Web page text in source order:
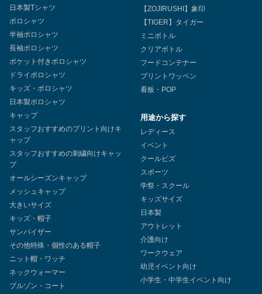
日本製Tシャツ
ポロシャツ
半袖ポロシャツ
長袖ポロシャツ
ポケット付きポロシャツ
ドライポロシャツ
キッズ・ポロシャツ
日本製ポロシャツ
キャップ
スタッフおすすめのプリント向けキ
ャップ
スタッフおすすめの刺繍向けキャッ
プ
オールシーズンキャップ
メッシュキャップ
大きいサイズ
キッズ・帽子
サンバイザー
その他特殊・個性のある帽子
ニット帽・ワッチ
ネックウォーマー
ブルゾン・コート
【ZOJIRUSHI】象印
【TIGER】タイガー
ミニボトル
クリアボトル
フードコンテナー
プリントワッペン
看板・POP
用途から探す
レディース
イベント
クールビズ
スポーツ
学祭・スクール
キッズサイズ
日本製
アウトレット
介護向け
ワークウェア
幼児イベント向け
小学生・中学生イベント向け